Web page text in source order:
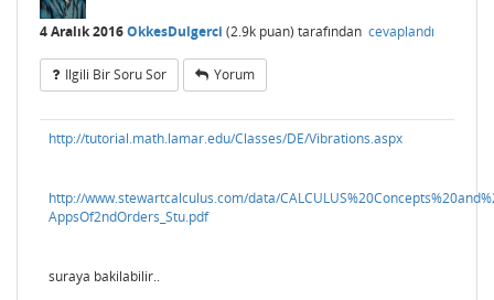
4 Aralık 2016OkkesDulgerci (2.9k puan) tarafından cevaplandı
Ilgili Bir Soru Sor Yorum
http://tutorial.math.lamar.edu/Classes/DE/Vibrations.aspx
http://www.stewartcalculus.com/data/
AppsOf2ndOrders_Stu.pdf
suraya bakilabilir..